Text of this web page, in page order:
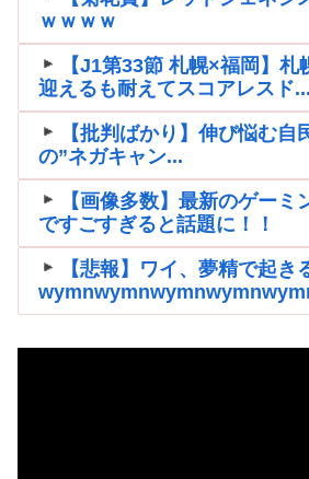
ｗｗｗｗ
【J1第33節 札幌×福岡】
迎えるも耐えてスコアレスド...
【批判ばかり】伸び悩む自
の”ネガキャン...
【画像多数】最新のゲーミ
ですごすぎると話題に！！
【悲報】ワイ、夢精で起き